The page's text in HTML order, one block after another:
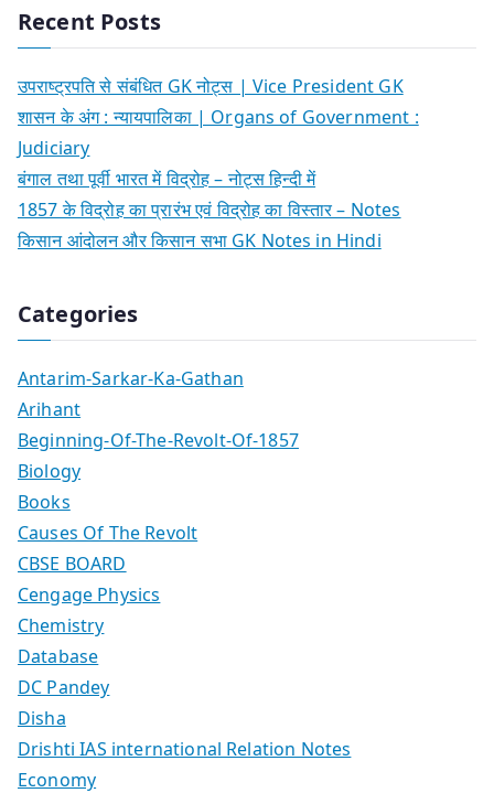
Recent Posts
उपराष्ट्रपति से संबंधित GK नोट्स | Vice President GK
शासन के अंग : न्यायपालिका | Organs of Government :
Judiciary
बंगाल तथा पूर्वी भारत में विद्रोह – नोट्स हिन्दी में
1857 के विद्रोह का प्रारंभ एवं विद्रोह का विस्तार – Notes
किसान आंदोलन और किसान सभा GK Notes in Hindi
Categories
Antarim-Sarkar-Ka-Gathan
Arihant
Beginning-Of-The-Revolt-Of-1857
Biology
Books
Causes Of The Revolt
CBSE BOARD
Cengage Physics
Chemistry
Database
DC Pandey
Disha
Drishti IAS international Relation Notes
Economy